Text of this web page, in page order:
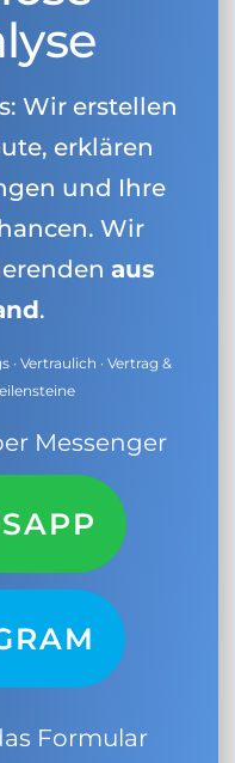
Wir erstellen
erklären
und Ihre
Wir
aus
.
Vertraulich · Vertrag &
Messenger
Formular